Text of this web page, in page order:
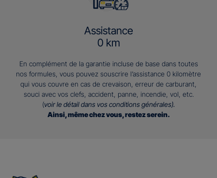
Assistance
0 km
En complément de la garantie incluse de base dans toutes
nos formules, vous pouvez souscrire l’assistance 0 kilomètre
qui vous couvre en cas de crevaison, erreur de carburant,
souci avec vos clefs, accident, panne, incendie, vol, etc.
(voir le détail dans vos conditions générales).
Ainsi, même chez vous, restez serein.